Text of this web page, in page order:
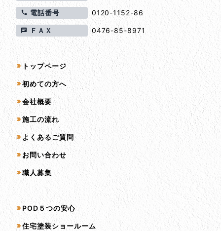
電話番号 0120-1152-86
ＦＡＸ 0476-85-8971
サイトマップ
トップページ
初めての方へ
会社概要
施工の流れ
よくあるご質問
お問い合わせ
職人募集
サービス一覧
POD５つの安心
住宅塗装ショールーム